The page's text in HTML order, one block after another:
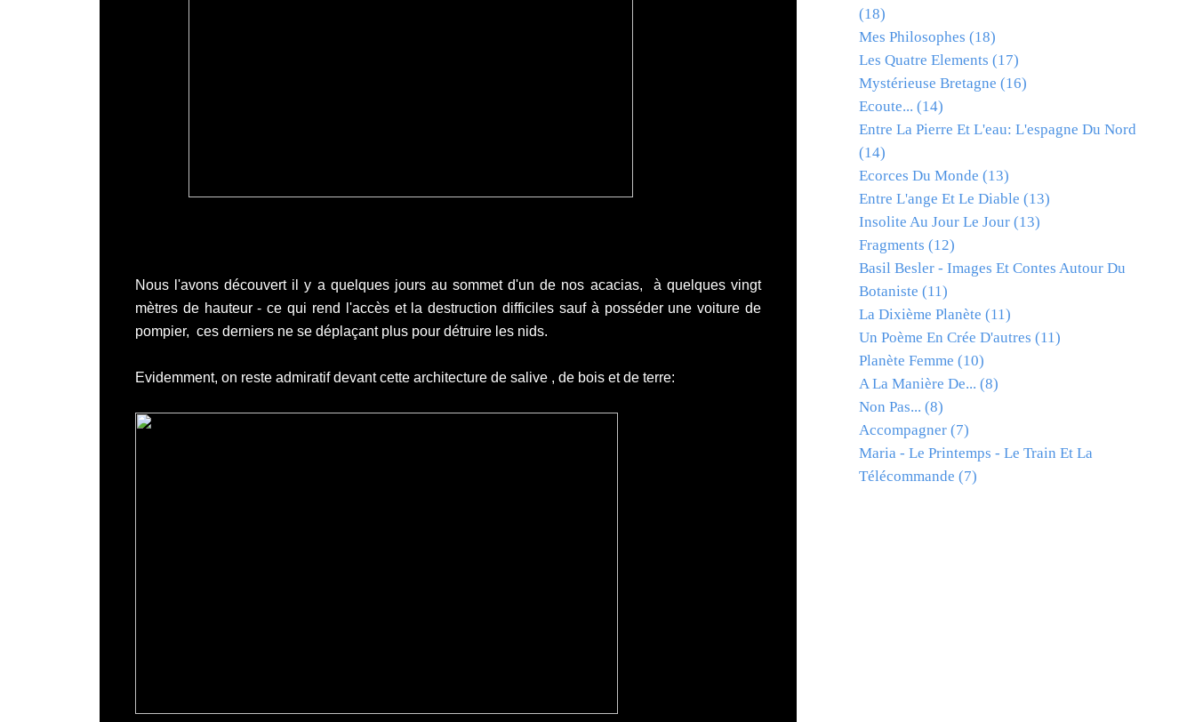
Nous l'avons découvert il y a quelques jours au sommet d'un de nos acacias, à quelques vingt
mètres de hauteur - ce qui rend l'accès et la destruction difficiles sauf à posséder une voiture de
pompier, ces derniers ne se déplaçant plus pour détruire les nids.
Evidemment, on reste admiratif devant cette architecture de salive , de bois et de terre:
(18)
Mes Philosophes (18)
Les Quatre Elements (17)
Mystérieuse Bretagne (16)
Ecoute... (14)
Entre La Pierre Et L'eau: L'espagne Du Nord
(14)
Ecorces Du Monde (13)
Entre L'ange Et Le Diable (13)
Insolite Au Jour Le Jour (13)
Fragments (12)
Basil Besler - Images Et Contes Autour Du
Botaniste (11)
La Dixième Planète (11)
Un Poème En Crée D'autres (11)
Planète Femme (10)
A La Manière De... (8)
Non Pas... (8)
Accompagner (7)
Maria - Le Printemps - Le Train Et La
Télécommande (7)